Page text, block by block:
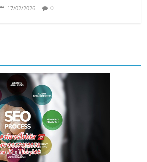
17/02/2026 0